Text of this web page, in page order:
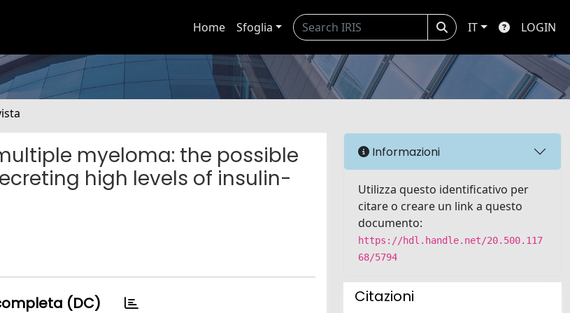
Home Sfoglia IT LOGIN
myeloma: the possible
high levels of insulin-
(DC)
Informazioni
Utilizza questo identificativo per
citare o creare un link a questo
documento:
https://hdl.handle.net/20.500.117
68/5794
Citazioni